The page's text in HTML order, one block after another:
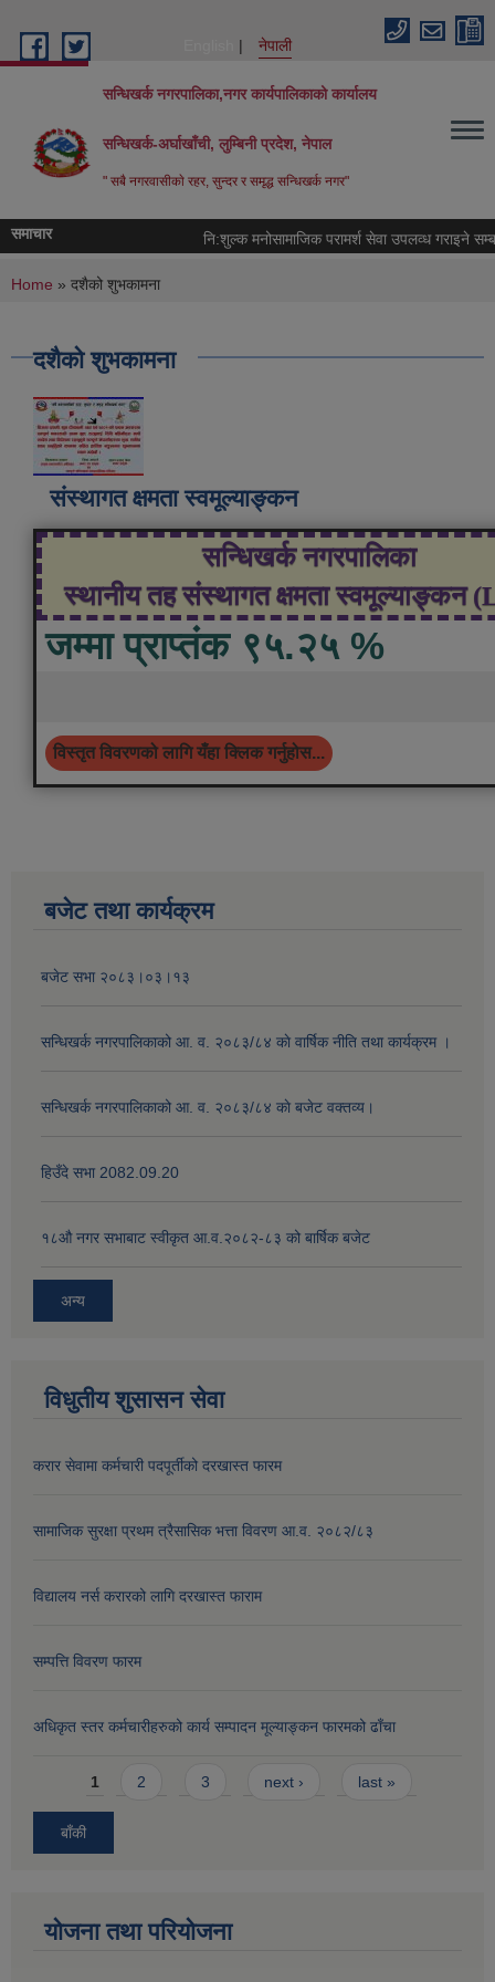
नेपाली
सन्धिखर्क नगरपालिका,नगर कार्यपालिकाको कार्यालय
सन्धिखर्क-अर्घाखाँची, लुम्बिनी प्रदेश, नेपाल
" सबै नगरवासीकाे रहर, सुन्दर र समृद्ध सन्धिखर्क नगर"
समाचार नि:शुल्क मनोसामाजिक परामर्श सेवा उपलव्ध गराइने
You are here
Home » दशैको शुभकामना
दशैको शुभकामना
संस्थागत क्षमता स्वमूल्याङ्कन
सन्धिखर्क नगरपालिका
स्थानीय तह संस्थागत क्षमता स्वमूल्याङ्कन
जम्मा प्राप्तंक ९५.२५ %
विस्तृत विवरणको लागि यँहा क्लिक गर्नुहोस...
बजेट तथा कार्यक्रम
बजेट सभा २०८३।०३।१३
सन्धिखर्क नगरपालिकाको आ. व. २०८३/८४ काे वार्षिक नीति तथा कार्यक्रम ।
सन्धिखर्क नगरपालिकाको आ. व. २०८३/८४ काे बजेट वक्तव्य।
हिउँदे सभा 2082.09.20
१८‍औ नगर सभाबाट स्वीकृत आ.व.२०८२-८३ को बार्षिक बजेट
अन्य
विधुतीय शुसासन सेवा
करार सेवामा कर्मचारी पदपूर्तीको दरखास्त फारम
सामाजिक सुरक्षा प्रथम त्रैसासिक भत्ता विवरण आ.व. २०८२/८३
विद्यालय नर्स करारको लागि दरखास्त फाराम
सम्पत्ति विवरण फारम
अधिकृत स्तर कर्मचारीहरुको कार्य सम्पादन मूल्याङ्कन फारमको ढाँचा
Pages
1 2 3 next › last »
बाँकी
योजना तथा परियोजना